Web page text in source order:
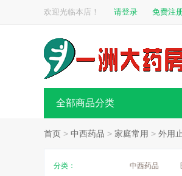
欢迎光临本店！ 请登录 免费注
全部商品分类
首页 > 中西药品 > 家庭常用 > 外用
分类： 中西药品